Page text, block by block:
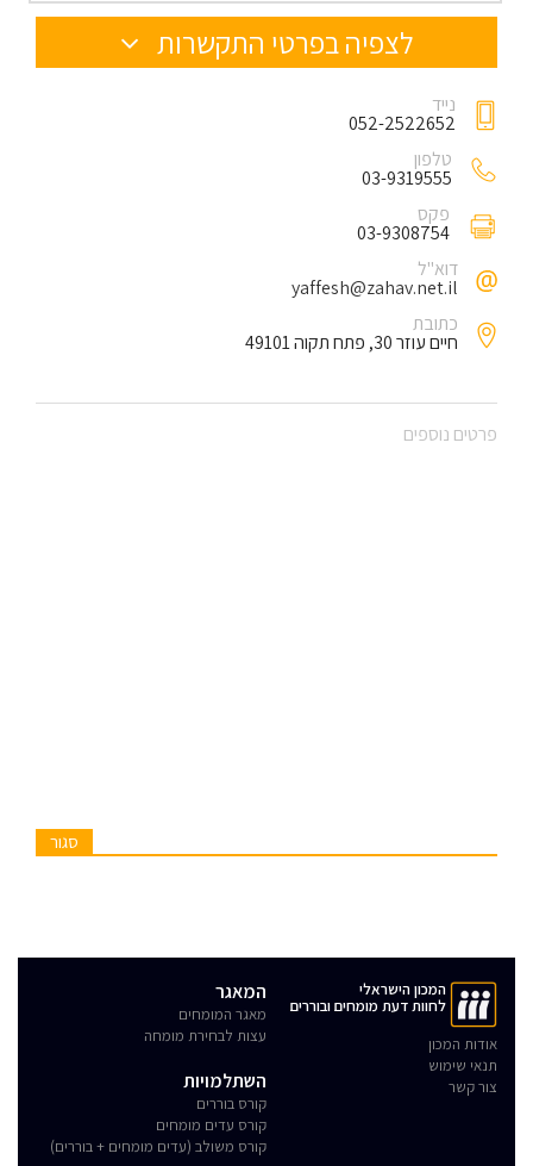
לצפיה בפרטי התקשרות
נייד
052-2522652
טלפון
03-9319555
פקס
03-9308754
דוא"ל
yaffesh@zahav.net.il
כתובת
חיים עוזר 30, פתח תקוה 49101
פרטים נוספים
סגור
המכון הישראלי
לחוות דעת מומחים ובוררים
אודות המכון
תנאי שימוש
צור קשר
המאגר
מאגר המומחים
עצות לבחירת מומחה
השתלמויות
קורס בוררים
קורס עדים מומחים
קורס משולב (עדים מומחים + בוררים)